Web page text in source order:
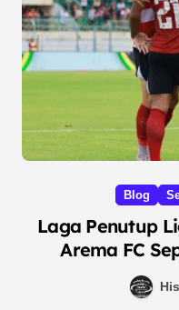
Blog
Laga Penutup
Arema FC